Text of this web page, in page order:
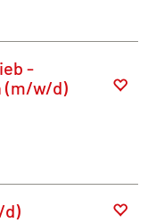
-
(m/w/d)
d)